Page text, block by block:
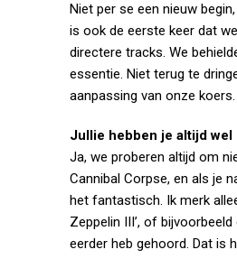
Niet per se een nieuw
is ook de eerste keer dat
directere tracks. We
essentie. Niet terug te
aanpassing van onze koers.
Jullie hebben je altijd
Ja, we proberen altijd om
Cannibal Corpse, en als je
het fantastisch. Ik merk
Zeppelin III’, of
eerder heb gehoord. Dat is